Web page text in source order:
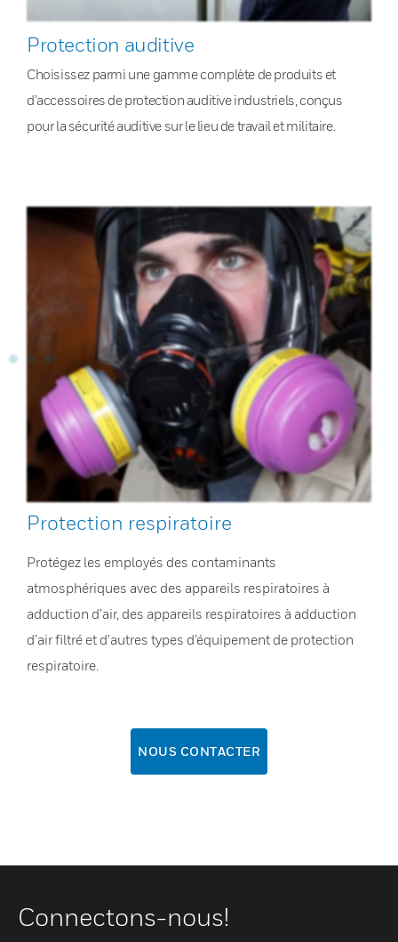
Protection auditive
Choisissez parmi une gamme complète de produits et
d’accessoires de protection auditive industriels, conçus
pour la sécurité auditive sur le lieu de travail et militaire.
Protection respiratoire
Protégez les employés des contaminants
atmosphériques avec des appareils respiratoires à
adduction d’air, des appareils respiratoires à adduction
d’air filtré et d’autres types d’équipement de protection
respiratoire.
NOUS CONTACTER
Connectons-nous!